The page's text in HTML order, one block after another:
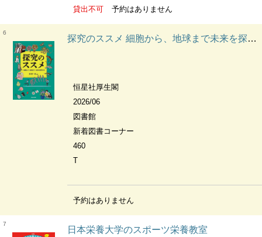
貸出不可 予約はありません
6
探究のススメ 細胞から、地球まで未来を探究する
恒星社厚生閣
2026/06
図書館
新着図書コーナー
460
T
予約はありません
7
日本栄養大学のスポーツ栄養教室